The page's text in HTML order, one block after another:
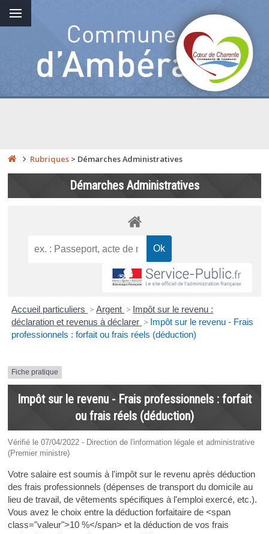
Rubriques > Démarches Administratives
Démarches Administratives
Accueil particuliers > Argent > Impôt sur le revenu :
déclaration et revenus à déclarer > Impôt sur le revenu - Frais
professionnels : forfait ou frais réels (déduction)
Fiche pratique
Impôt sur le revenu - Frais professionnels : forfait
ou frais réels (déduction)
Vérifié le 07/04/2022 - Direction de l'information légale et administrative
(Premier ministre)
Votre salaire est soumis à l'impôt sur le revenu après déduction
des frais professionnels (dépenses de transport du domicile au
lieu de travail, de vêtements spécifiques à l'emploi exercé, etc.).
Vous avez le choix entre la déduction forfaitaire de <span
class="valeur">10 %</span> et la déduction de vos frais